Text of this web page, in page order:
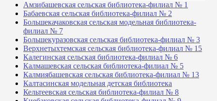
Амзибашевская сельская библиотека-филиал № 1
Бабаевская сельская библиотека-филиал № 2
Большекачаковская сельская модельная библиотека-
филиал № 7
Большекуразовская сельская библиотека-филиал № 3
Верхнетыхтемская сельская библиотека-филиал № 15
Калегинская сельская библиотека-филиал № 6
Калмашевская сельская библиотека-филиал № 5
Калмиябашевская сельская библиотека-филиал № 13
Калтасинская модельная детская библиотека
Кельтеевская сельская библиотека-филиал № 8